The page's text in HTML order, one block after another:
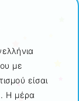
με
είσαι
Η μέρα